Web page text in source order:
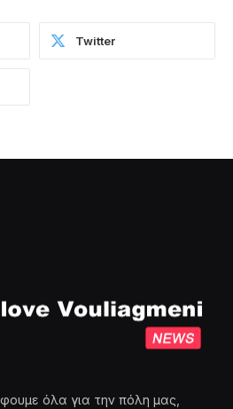
Twitter
όλα για την πόλη μας,